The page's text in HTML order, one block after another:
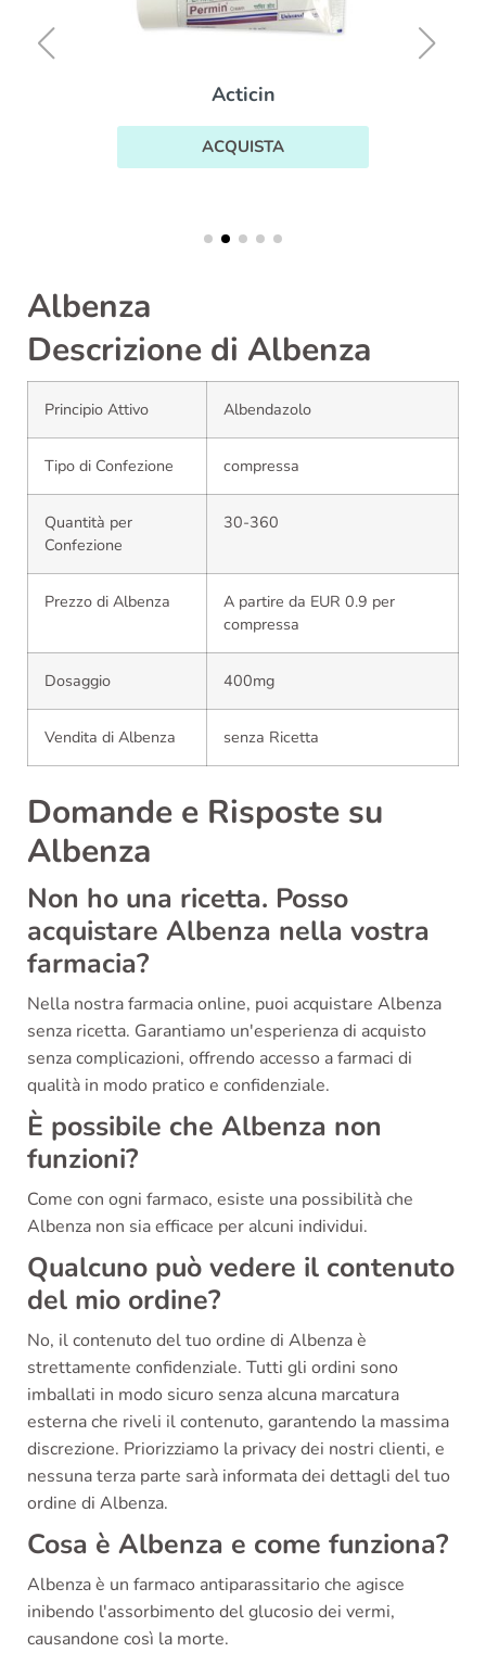
Acticin
ACQUISTA
Albenza
Descrizione di Albenza
Principio Attivo Albendazolo
Tipo di Confezione compressa
Quantità per
Confezione
30-360
Prezzo di Albenza
A partire da EUR 0.9 per
compressa
Dosaggio 400mg
Vendita di Albenza senza Ricetta
Domande e Risposte su
Albenza
Non ho una ricetta. Posso
acquistare Albenza nella vostra
farmacia?
Nella nostra farmacia online, puoi acquistare Albenza
senza ricetta. Garantiamo un'esperienza di acquisto
senza complicazioni, offrendo accesso a farmaci di
qualità in modo pratico e confidenziale.
È possibile che Albenza non
funzioni?
Come con ogni farmaco, esiste una possibilità che
Albenza non sia efficace per alcuni individui.
Qualcuno può vedere il contenuto
del mio ordine?
No, il contenuto del tuo ordine di Albenza è
strettamente confidenziale. Tutti gli ordini sono
imballati in modo sicuro senza alcuna marcatura
esterna che riveli il contenuto, garantendo la massima
discrezione. Priorizziamo la privacy dei nostri clienti, e
nessuna terza parte sarà informata dei dettagli del tuo
ordine di Albenza.
Cosa è Albenza e come funziona?
Albenza è un farmaco antiparassitario che agisce
inibendo l'assorbimento del glucosio dei vermi,
causandone così la morte.